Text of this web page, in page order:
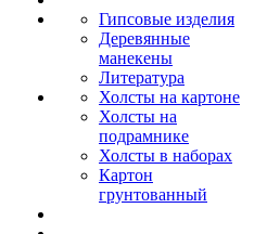
Гипсовые изделия
Деревянные
манекены
Литература
Холсты на картоне
Холсты на
подрамнике
Холсты в наборах
Картон
грунтованный